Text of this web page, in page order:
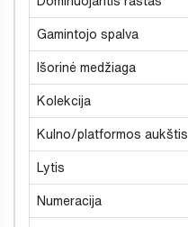
Gamintojo spalva
Išorinė medžiaga
Kolekcija
Kulno/platformos aukštis
Lytis
Numeracija